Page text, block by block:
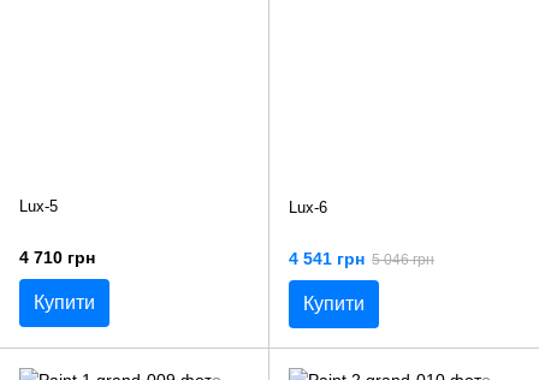
Lux-5
4 710 грн
Купити
Lux-6
4 541 грн 5 046 грн
Купити